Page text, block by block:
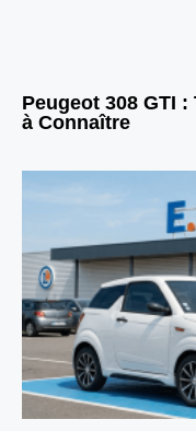
Peugeot 308 GTI
à Connaître